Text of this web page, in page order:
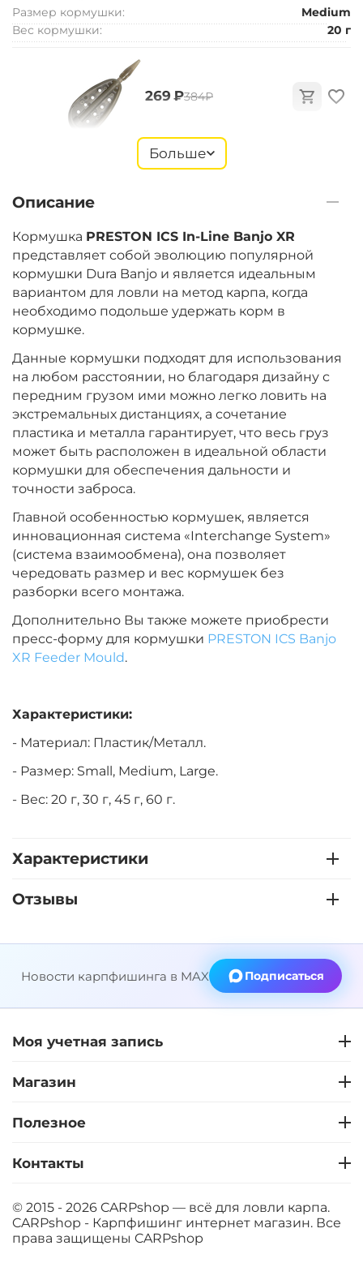
Размер кормушки:
Medium
Вес кормушки:
20 г
‍269‍ ₽‍384‍₽
‍269‍ ₽‍384‍ ₽
Размер кормушки:
Medium
Вес кормушки:
‍269‍ ₽‍384‍ ₽
Размер кормушки:
Вес кормушки:
45 г
Больше
Описание
Кормушка PRESTON ICS In-Line Banjo XR
представляет собой эволюцию популярной
кормушки Dura Banjo и является идеальным
вариантом для ловли на метод карпа, когда
необходимо подольше удержать корм в
кормушке.
Данные кормушки подходят для использования
на любом расстоянии, но благодаря дизайну с
передним грузом ими можно легко ловить на
экстремальных дистанциях, а сочетание
пластика и металла гарантирует, что весь груз
может быть расположен в идеальной области
кормушки для обеспечения дальности и
точности заброса.
Главной особенностью кормушек, является
инновационная система «Interchange System»
(система взаимообмена), она позволяет
чередовать размер и вес кормушек без
разборки всего монтажа.
Дополнительно Вы также можете приобрести
пресс-форму для кормушки PRESTON ICS Banjo
XR Feeder Mould.
Характеристики:
- Материал: Пластик/Металл.
- Размер: Small, Medium, Large.
- Вес: 20 г, 30 г, 45 г, 60 г.
Характеристики
Отзывы
Новости карпфишинга в MAX Подписаться
Моя учетная запись
Магазин
Полезное
Контакты
© 2015 - 2026 CARPshop — всё для ловли карпа.
CARPshop - Карпфишинг интернет магазин. Все
права защищены CARPshop